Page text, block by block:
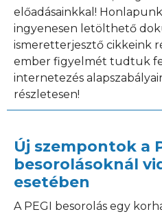
előadásainkkal!
ingyenesen letölthető
ismeretterjesztő cikkeink
ember figyelmét tudtuk
internetezés
részletesen!
Új szempontok a
besorolásoknál
esetében
A PEGI besorolás egy